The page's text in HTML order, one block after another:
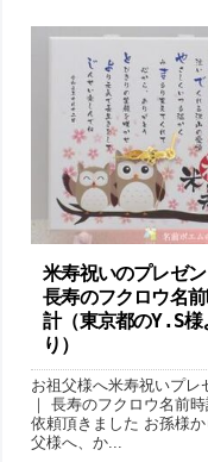
米寿祝いのプレゼン
長寿のフクロウ名
計 （東京都のY.S様
り ）
お祖父様へ米寿祝いプレ
｜ 長寿のフクロウ名前
依頼頂きました お孫様か
父様へ、か...